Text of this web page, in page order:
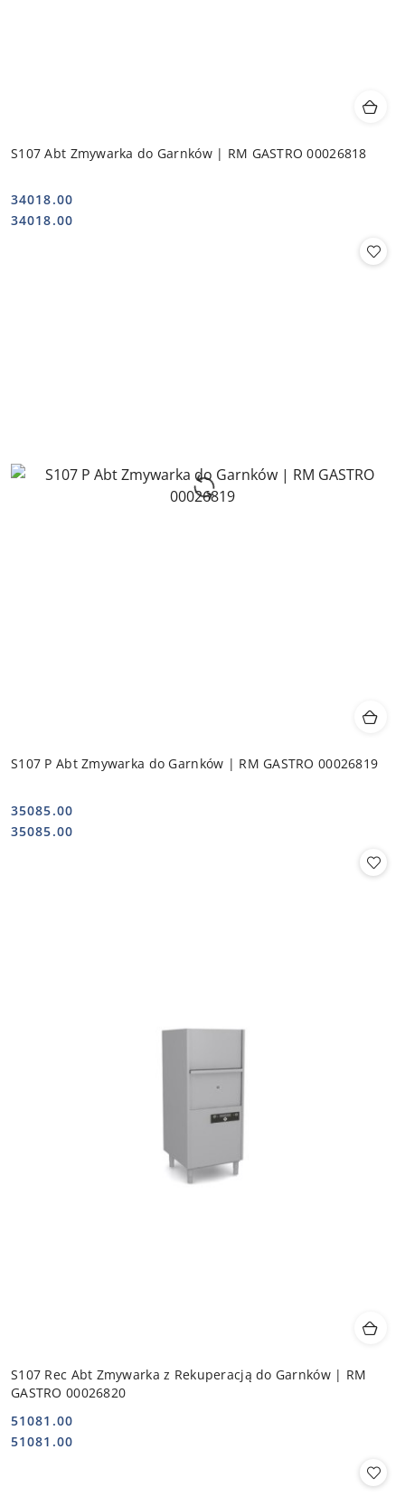
S107 Abt Zmywarka do Garnków | RM GASTRO 00026818
Cena:
34018.00
Cena:
34018.00
S107 P Abt Zmywarka do Garnków | RM GASTRO 00026819
Cena:
35085.00
Cena:
35085.00
S107 Rec Abt Zmywarka z Rekuperacją do Garnków | RM
GASTRO 00026820
Cena:
51081.00
Cena:
51081.00